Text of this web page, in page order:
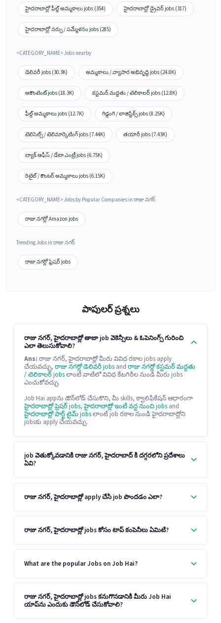
హైదరాబాద్లో ఫీల్డ్ అమ్మకాలు jobs (354) హైదరాబాద్లో డ్రైవర్ jobs (317)
హైదరాబాద్లో నర్సు / సమ్మేళనం jobs (285)
<CATEGORY_NAME> Jobs nearby
డెలివరీ jobs (30.3K) అమ్మకాలు / వ్యాపార అభివృద్ధి jobs (24.8K)
అకౌంటెంట్ jobs (18.3K) కస్టమర్ మద్దతు / టెలికాలర్ jobs (12.8K)
ఫీల్డ్ అమ్మకాలు jobs (12.7K) గిడ్డంగి / లాజిస్టిక్స్ jobs (8.25K)
టెలిసెల్స్ / టెలిమార్కెటింగ్ jobs (7.44K) తయారీ jobs (7.43K)
బ్యాక్ ఆఫీస్ / డేటా ఎంట్రీ jobs (6.75K)
రిటైల్ / కౌంటర్ అమ్మకాలు jobs (6.15K)
<CATEGORY_NAME> Jobs by Popular Companies in రాజు నగర్
రాజు నగర్లో Amazon jobs
Trending Jobs in రాజు నగర్
రాజు నగర్లో ఫ్రెషర్ jobs
పాపులర్ ప్రశ్నలు
రాజు నగర్, హైదరాబాద్లో తాజా job వెకెన్సీలు & ఓపెనింగ్స్ గురించి
ఎలా తెలుసుకోవాలి?
Ans: రాజు నగర్, హైదరాబాద్లో మీరు వివిధ రకాల jobs apply
చేయవచ్చు, రాజు నగర్లో డెలివరీ jobs and రాజు నగర్లో కస్టమర్ మద్దతు
/ టెలికాలర్ jobsలాంటి వాటిలో వివిధ కేటగిరీల నుండి మీరు jobs
ఎంచుకోవచ్చు.
Job Hai appను డౌన్‌లోడ్ చేసుకొని, మీ skills, క్వాలిఫికేషన్ ఆధారంగా
హైదరాబాద్లో ఫ్రెషర్ jobs,హైదరాబాద్లో ఇంటి వద్ద నుంచి jobs and
హైదరాబాద్లో పార్ట్ టైమ్ jobsలాంటి job రకాల నుండి హైదరాబాద్లోని
jobsకు apply చేయవచ్చు.
job వెతుక్కోవడానికి రాజు నగర్, హైదరాబాద్ కి దగ్గరలోని ప్రదేశాలు
ఏవి?
రాజు నగర్, హైదరాబాద్లో apply చేసి job పొందడం ఎలా?
రాజు నగర్, హైదరాబాద్లో jobs కోసం టాప్ కంపెనీలు ఏమిటి?
What are the popular Jobs on Job Hai?
రాజు నగర్, హైదరాబాద్లో jobs కనుగొనడానికి మీరు Job Hai
యాప్‌ను ఎందుకు డౌన్‌లోడ్ చేసుకోవాలి?